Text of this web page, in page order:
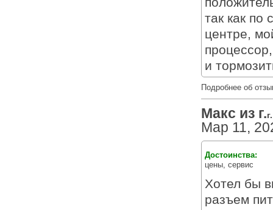
так как
центре,
и
Подробнее об
Макс из г.
Мар 11,
Достоинства:
цены, сервис
Хотел бы
разъем